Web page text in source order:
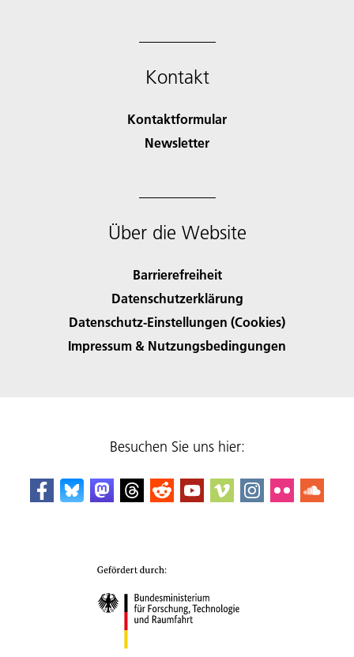
Kontakt
Kontaktformular
Newsletter
Über die Website
Barrierefreiheit
Datenschutzerklärung
Datenschutz-Einstellungen (Cookies)
Impressum & Nutzungsbedingungen
Besuchen Sie uns hier: